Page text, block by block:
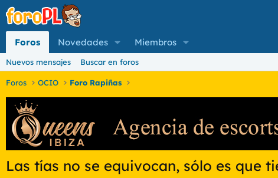
Foros Novedades Miembros
Nuevos mensajes Buscar en foros
Foros OCIO Foro Rapiñas
Las tías no se equivocan, sólo es que